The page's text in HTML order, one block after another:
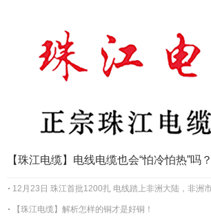
【珠江电缆】电线电缆也会“怕冷怕热”吗？
12月23日 珠江首批1200扎 电线踏上非洲大陆，非洲
【珠江电缆】解析怎样的铜才是好铜！